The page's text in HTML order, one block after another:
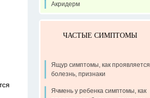
Акридерм
ЧАСТЫЕ СИМПТОМЫ
Ящур симптомы, как проявляется
болезнь, признаки
Ячмень у ребенка симптомы, как